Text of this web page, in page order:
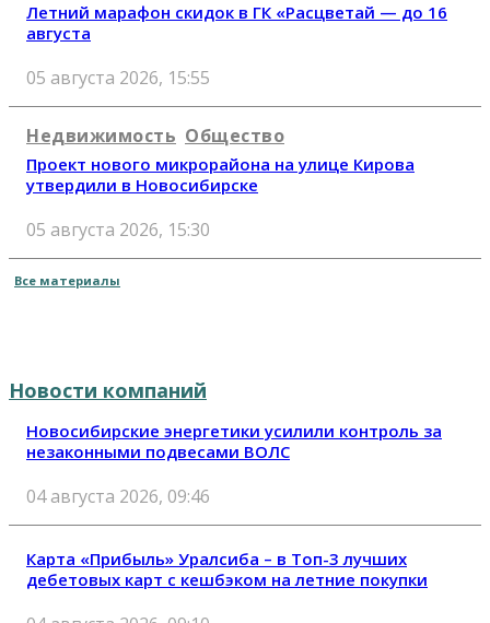
Летний марафон скидок в ГК «Расцветай — до 16
августа
05 августа 2026, 15:55
Недвижимость Общество
Проект нового микрорайона на улице Кирова
утвердили в Новосибирске
05 августа 2026, 15:30
Все материалы
Новости компаний
Новосибирские энергетики усилили контроль за
незаконными подвесами ВОЛС
04 августа 2026, 09:46
Карта «Прибыль» Уралсиба – в Топ-3 лучших
дебетовых карт с кешбэком на летние покупки